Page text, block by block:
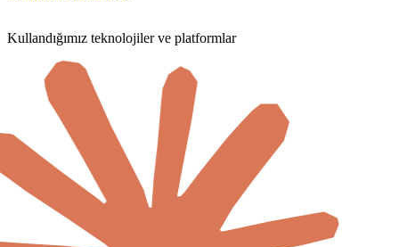
Kullandığımız teknolojiler ve platformlar